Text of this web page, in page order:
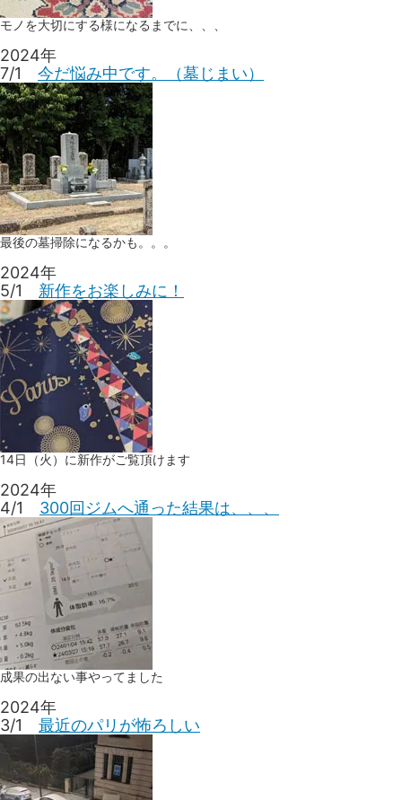
モノを大切にする様になるまでに、、、
2024年
7/1 今だ悩み中です。（墓じまい）
最後の墓掃除になるかも。。。
2024年
5/1 新作をお楽しみに！
14日（火）に新作がご覧頂けます
2024年
4/1 300回ジムへ通った結果は、、、
成果の出ない事やってました
2024年
3/1 最近のパリが怖ろしい